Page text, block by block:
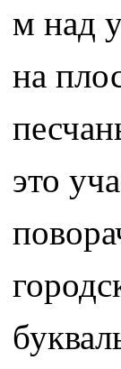
м над
на
это